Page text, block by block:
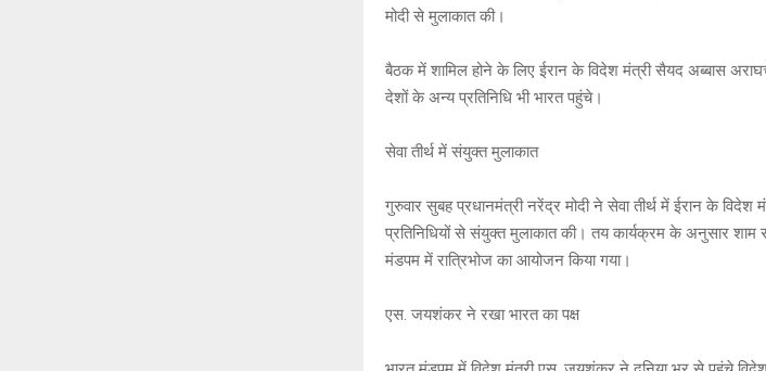
मोदी से मुलाकात की।
बैठक में शामिल होने के लिए ईरान के विदेश मंत्री सैयद अब्बास
देशों के अन्य प्रतिनिधि भी भारत पहुंचे।
सेवा तीर्थ में संयुक्त मुलाकात
गुरुवार सुबह प्रधानमंत्री नरेंद्र मोदी ने सेवा तीर्थ में ईरान के
प्रतिनिधियों से संयुक्त मुलाकात की। तय कार्यक्रम के अनुसार
मंडपम में रात्रिभोज का आयोजन किया गया।
एस. जयशंकर ने रखा भारत का पक्ष